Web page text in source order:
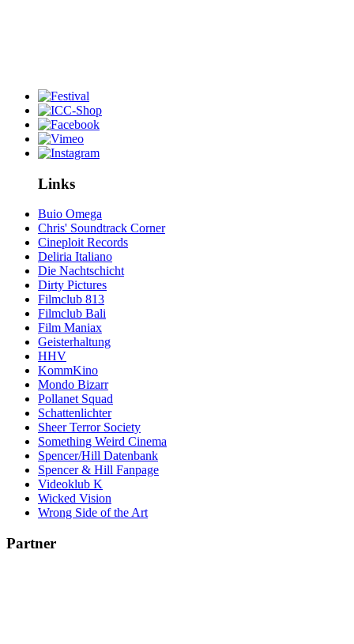
Links
Buio Omega
Chris' Soundtrack Corner
Cineploit Records
Deliria Italiano
Die Nachtschicht
Dirty Pictures
Filmclub 813
Filmclub Bali
Film Maniax
Geisterhaltung
HHV
KommKino
Mondo Bizarr
Pollanet Squad
Schattenlichter
Sheer Terror Society
Something Weird Cinema
Spencer/Hill Datenbank
Spencer & Hill Fanpage
Videoklub K
Wicked Vision
Wrong Side of the Art
Partner